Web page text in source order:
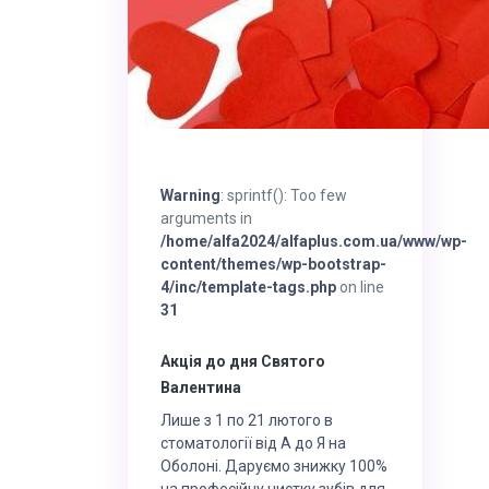
Warning: sprintf(): Too few
arguments in
/home/alfa2024/alfaplus.com.ua/www/wp-
content/themes/wp-bootstrap-
4/inc/template-tags.php on line
31
Акція до дня Святого
Валентина
Лише з 1 по 21 лютого в
стоматології від А до Я на
Оболоні. Даруємо знижку 100%